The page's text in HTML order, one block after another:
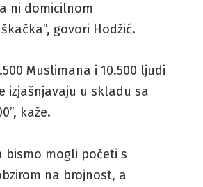
ni domicilnom
govori Hodžić.
Muslimana i 10.500 ljudi
izjašnjavaju u skladu sa
kaže.
bismo mogli početi s
na brojnost, a